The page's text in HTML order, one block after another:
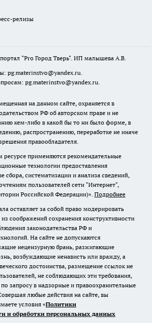
релизы
"Pro Город Тверь". ИП малышева А.В.
pg.materinstvo@yandex.ru.
pg.materinstvo@yandex.ru.
на данном сайте, охраняется в
РФ об авторском праве и не
кем-либо в какой бы то ни было форме, в
распространению, переработке не иначе
правообладателя.
применяются рекомендательные
технологии предоставления
сбора, систематизации и анализа сведений,
пользователей сети "Интернет",
Российской Федерации)». Подробнее
оставляет за собой право модерировать
соображений сохранения конструктивности
законодательства РФ и
На сайте не допускаются
нецензурную брань, разжигающие
возбуждающие ненависть или вражду, а
достоинства, размещение ссылок не
не соблюдающих эти требования,
запросу в надзорные и правоохранительные
любые действия на сайте, вы
условия «Политики
и обработки персональных данных